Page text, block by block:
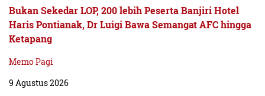
Bukan Sekedar LOP, 200 lebih Peserta Banjiri Hotel
Haris Pontianak, Dr Luigi Bawa Semangat AFC hingga
Ketapang
Memo Pagi
9 Agustus 2026